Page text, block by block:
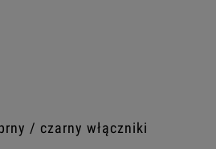
/ czarny włączniki